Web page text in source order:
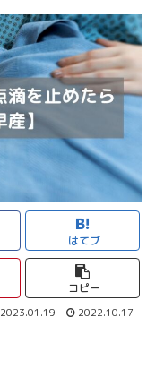
はてブ
コピー
2023.01.19 2022.10.17